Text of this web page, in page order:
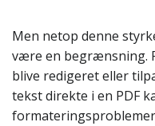
Men netop denne
være en begrænsning.
blive redigeret eller
tekst direkte i en PDF